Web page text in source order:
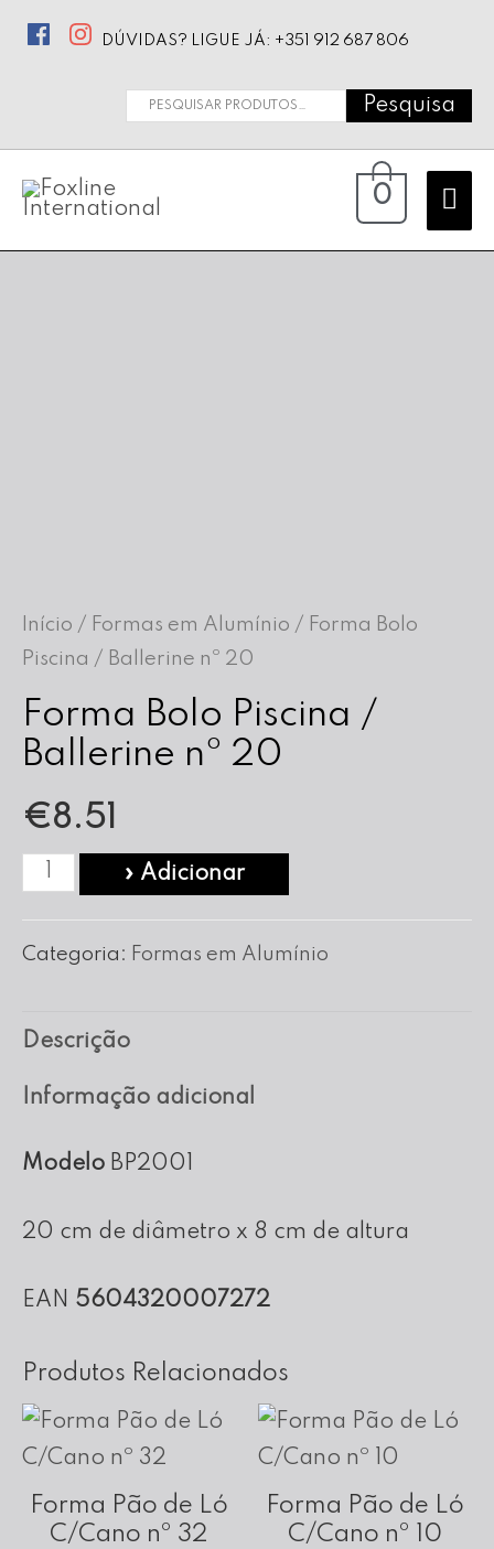
DÚVIDAS? LIGUE JÁ: +351 912 687 806
Pesquisar
Pesquisa
0
Início / Formas em Alumínio / Forma Bolo
Piscina / Ballerine nº 20
Forma Bolo Piscina /
Ballerine nº 20
€8.51
Quantidade
Forma
/
Ballerine
20
» Adicionar
Categoria: Formas em Alumínio
Descrição
Informação adicional
Modelo BP2001
20 cm de diâmetro x 8 cm de altura
EAN 5604320007272
Produtos Relacionados
Forma Pão de Ló
C/Cano nº 32
Forma Pão de Ló
C/Cano nº 10